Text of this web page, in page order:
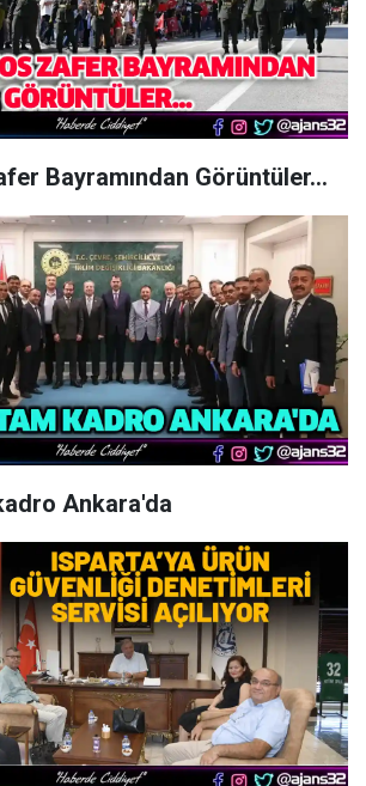
Bayramından Görüntüler...
Ankara'da